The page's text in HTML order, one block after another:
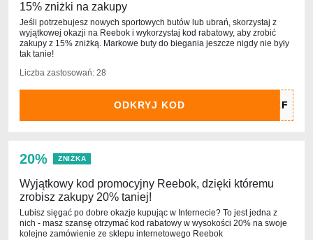
15% zniżki na zakupy
Jeśli potrzebujesz nowych sportowych butów lub ubrań, skorzystaj z
wyjątkowej okazji na Reebok i wykorzystaj kod rabatowy, aby zrobić
zakupy z 15% zniżką. Markowe buty do biegania jeszcze nigdy nie były
tak tanie!
Liczba zastosowań: 28
ODKRYJ KOD
20% ZNIŻKA
Wyjątkowy kod promocyjny Reebok, dzięki któremu
zrobisz zakupy 20% taniej!
Lubisz sięgać po dobre okazje kupując w Internecie? To jest jedna z
nich - masz szansę otrzymać kod rabatowy w wysokości 20% na swoje
kolejne zamówienie ze sklepu internetowego Reebok